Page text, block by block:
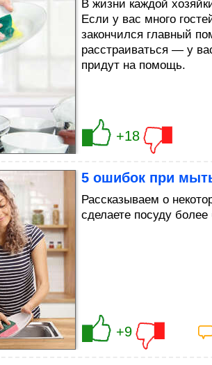
В жизни каждой
Если у вас много
закончился главный
расстраиваться — у
придут на помощь.
+18
5 ошибок при
Рассказываем о
сделаете посуду
+9